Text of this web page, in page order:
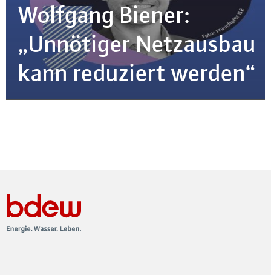
Wolfgang Biener:
„Unnötiger Netz­aus­bau
kann reduziert werden“